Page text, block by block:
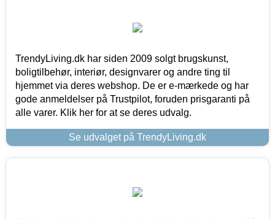
TrendyLiving.dk har siden 2009 solgt brugskunst,
boligtilbehør, interiør, designvarer og andre ting til
hjemmet via deres webshop. De er e-mærkede og har
gode anmeldelser på Trustpilot, foruden prisgaranti på
alle varer. Klik her for at se deres udvalg.
Se udvalget på TrendyLiving.dk